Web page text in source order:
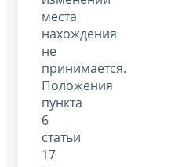
места
нахождения
не
принимается.
Положения
пункта
6
статьи
17